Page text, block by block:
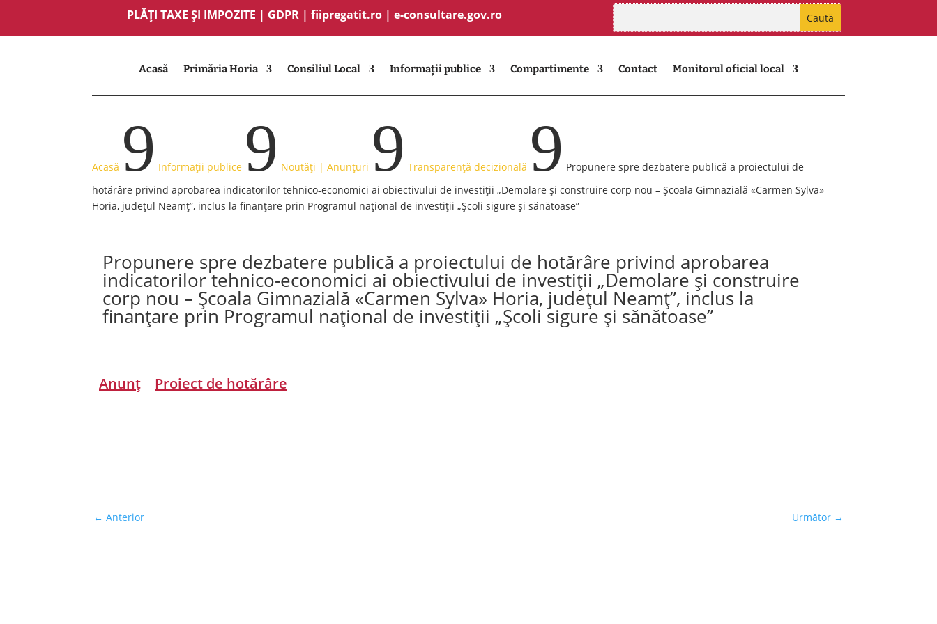
PLĂȚI TAXE ȘI IMPOZITE | GDPR | fiipregatit.ro | e-consultare.gov.ro
Acasă Primăria Horia Consiliul Local Informații publice Compartimente Contact Monitorul oficial local
Acasă 9 Informații publice 9 Noutăți | Anunțuri 9 Transparență decizională 9 Propunere spre dezbatere publică a proiectului de
hotărâre privind aprobarea indicatorilor tehnico-economici ai obiectivului de investiții „Demolare și construire corp nou – Școala Gimnazială «Carmen Sylva»
Horia, județul Neamț”, inclus la finanțare prin Programul național de investiții „Școli sigure și sănătoase”
Propunere spre dezbatere publică a proiectului de hotărâre privind aprobarea
indicatorilor tehnico-economici ai obiectivului de investiții „Demolare și construire
corp nou – Școala Gimnazială «Carmen Sylva» Horia, județul Neamț”, inclus la
finanțare prin Programul național de investiții „Școli sigure și sănătoase”
Anunț Proiect de hotărâre
←Anterior Următor→